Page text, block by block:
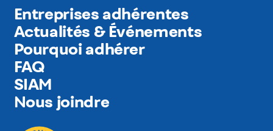
Entreprises adhérentes
Actualités & Événements
Pourquoi adhérer
FAQ
SIAM
Nous joindre